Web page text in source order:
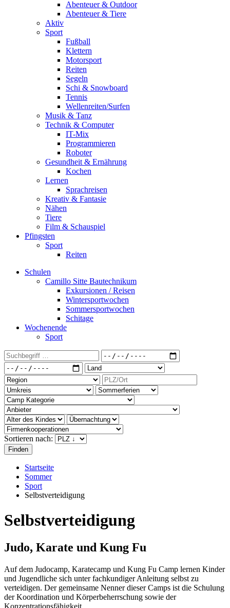
Abenteuer & Outdoor
Abenteuer & Tiere
Aktiv
Sport
Fußball
Klettern
Motorsport
Reiten
Segeln
Schi & Snowboard
Tennis
Wellenreiten/Surfen
Musik & Tanz
Technik & Computer
IT-Mix
Programmieren
Roboter
Gesundheit & Ernährung
Kochen
Lernen
Sprachreisen
Kreativ & Fantasie
Nähen
Tiere
Film & Schauspiel
Pfingsten
Sport
Reiten
Schulen
Camillo Sitte Bautechnikum
Exkursionen / Reisen
Wintersportwochen
Sommersportwochen
Schitage
Wochenende
Sport
Sortieren nach:
Startseite
Sommer
Sport
Selbstverteidigung
Selbstverteidigung
Judo, Karate und Kung Fu
Auf dem Judocamp, Karatecamp und Kung Fu Camp lernen Kinder
und Jugendliche sich unter fachkundiger Anleitung selbst zu
verteidigen. Der gemeinsame Nenner dieser Camps ist die Schulung
der Koordination und Körperbeherrschung sowie der